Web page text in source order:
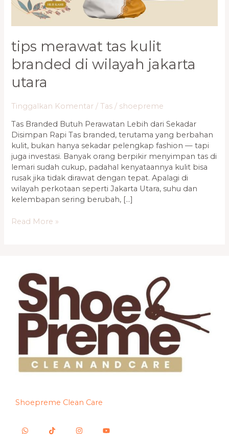
tips merawat tas kulit
branded di wilayah jakarta
utara
Tinggalkan Komentar /Tas / shoepreme
Tas Branded Butuh Perawatan Lebih dari Sekadar
Disimpan Rapi Tas branded, terutama yang berbahan
kulit, bukan hanya sekadar pelengkap fashion — tapi
juga investasi. Banyak orang berpikir menyimpan tas di
lemari sudah cukup, padahal kenyataannya kulit bisa
rusak jika tidak dirawat dengan tepat. Apalagi di
wilayah perkotaan seperti Jakarta Utara, suhu dan
kelembapan sering berubah, […]
Jakarta
Utara
Read More »
Shoepreme Clean Care